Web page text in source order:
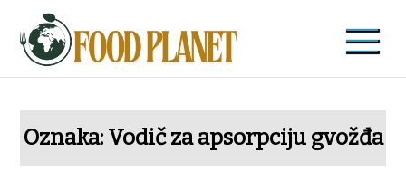
content
Food Planet
Zdravi recepti i saveti
Oznaka: Vodič za apsorpciju gvožđa